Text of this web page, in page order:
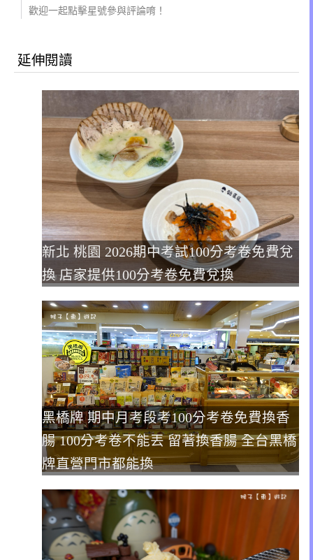
歡迎一起點擊星號參與評論唷！
延伸閱讀
新北 桃園 2026期中考試100分考卷免費兌
換 店家提供100分考卷免費兌換
黑橋牌 期中月考段考100分考卷免費換香
腸 100分考卷不能丟 留著換香腸 全台黑橋
牌直營門市都能換